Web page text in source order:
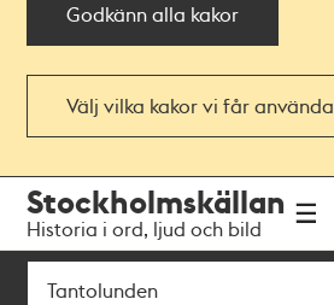
Godkänn alla kakor
Välj vilka kakor vi får använda
navigationen
huvudinnehållet
Stockholmskällan
Historia i ord, ljud och bild
Sök